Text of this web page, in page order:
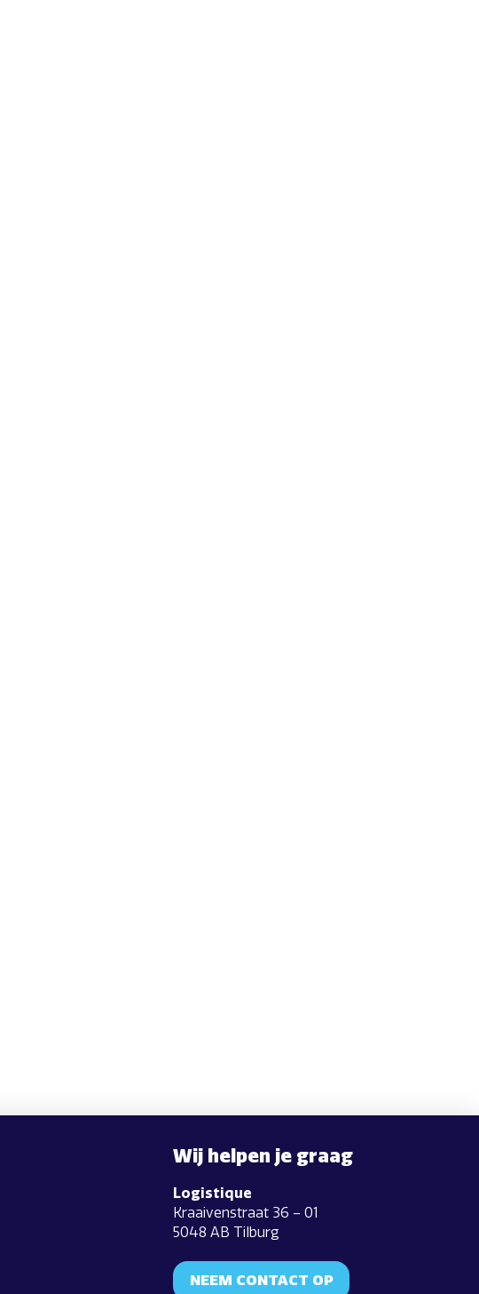
Wij helpen je graag
Logistique
Kraaivenstraat 36 – 01
5048 AB Tilburg
NEEM CONTACT OP